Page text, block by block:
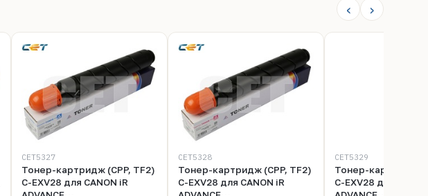
‹ ›
CET5327
Тонер-картридж (CPP, TF2)
C-EXV28 для CANON iR
CET5328
Тонер-картридж (CPP, TF2)
C-EXV28 для CANON iR
CET5329
Тонер-картридж
C-EXV28 для